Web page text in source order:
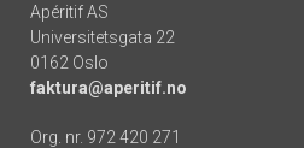
Apéritif AS
Universitetsgata 22
0162 Oslo
faktura@aperitif.no
Org. nr. 972 420 271